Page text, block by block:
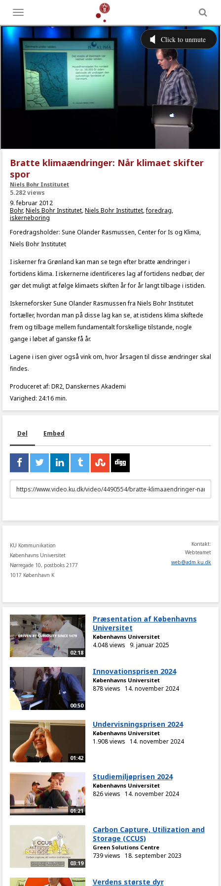
Toggle
menu
Bratte klimaændringer: Når klimaet skifter
spor
Niels Bohr Institutet
5.282 views
9. februar 2012
Bohr,Niels Bohr Institutet,Niels Bohr Instituttet,foredrag,
iskerneboring
Foredragsholder: Sune Olander Rasmussen, Center for Is og Klima,
Niels Bohr Institutet
I iskerner fra Grønland kan man se tegn efter bratte ændringer i
fortidens klima. I iskernerne identificeres lag af fortidens nedbør, der
gør det muligt at følge klimaets skiften år for år langt tilbage i istiden.
Iskerneforsker Sune Olander Rasmussen fra Niels Bohr Institutet
fortæller, hvordan man på disse lag kan se, at istidens klima skiftede
frem og tilbage mellem fundamentalt forskellige tilstande, nogle
gange i løbet af ganske få år.
Lagene i isen giver også vink om, hvor årsagen til disse ændringer skal
findes.
Produceret af: DR2, Danskernes Akademi
Varighed: 24:16 min.
Del Embed
URL
to
KU Kommunikation
Københavns Universitet
Nørregade 10, postboks 2177
1017 København K
Kontakt:
Webteamet
web@adm.ku.dk
02:18
Præsentation af Københavns
Universitet
Københavns Universitet
4.048 views 9. januar 2025
00:50
Innovationsprisen 2024
Københavns Universitet
878 views 14. november 2024
01:42
Undervisningsprisen 2024
Københavns Universitet
1.908 views 14. november 2024
01:21
Studiemiljøprisen 2024
Københavns Universitet
826 views 14. november 2024
03:19
Carbon Capture, Utilization and
Storage (CCUS)
Green Solutions Centre
739 views 18. september 2023
Verdens største dyr